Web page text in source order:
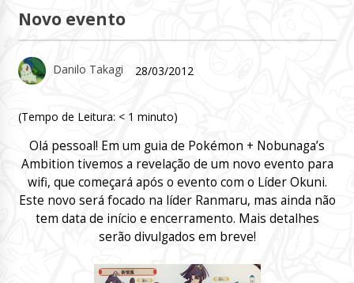
Novo evento
Danilo Takagi 28/03/2012
(Tempo de Leitura: < 1 minuto)
Olá pessoal! Em um guia de Pokémon + Nobunaga’s
Ambition tivemos a revelação de um novo evento para
wifi, que começará após o evento com o Líder Okuni.
Este novo será focado na líder Ranmaru, mas ainda não
tem data de início e encerramento. Mais detalhes
serão divulgados em breve!